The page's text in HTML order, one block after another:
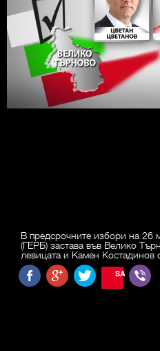
В предсрочните избори на 26
(ГЕРБ) застава във Велико
левицата и Камен
SAVE